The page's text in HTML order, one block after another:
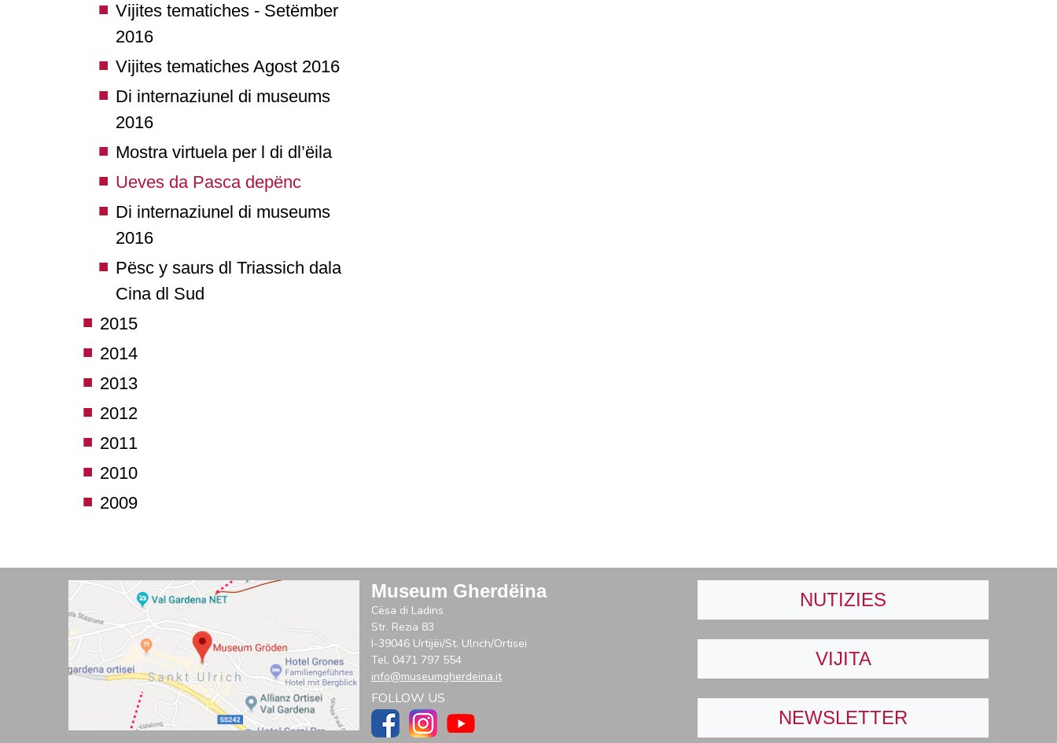
Vijites tematiches - Setëmber
2016
Vijites tematiches Agost 2016
Di internaziunel di museums
2016
Mostra virtuela per l di dl’ëila
Ueves da Pasca depënc
Di internaziunel di museums
2016
Pësc y saurs dl Triassich dala
Cina dl Sud
2015
2014
2013
2012
2011
2010
2009
Museum Gherdëina
Cësa di Ladins
Str. Rezia 83
I-39046 Urtijëi/St. Ulrich/Ortisei
Tel. 0471 797 554
info@museumgherdeina.it
FOLLOW US
NUTIZIES
VIJITA
NEWSLETTER